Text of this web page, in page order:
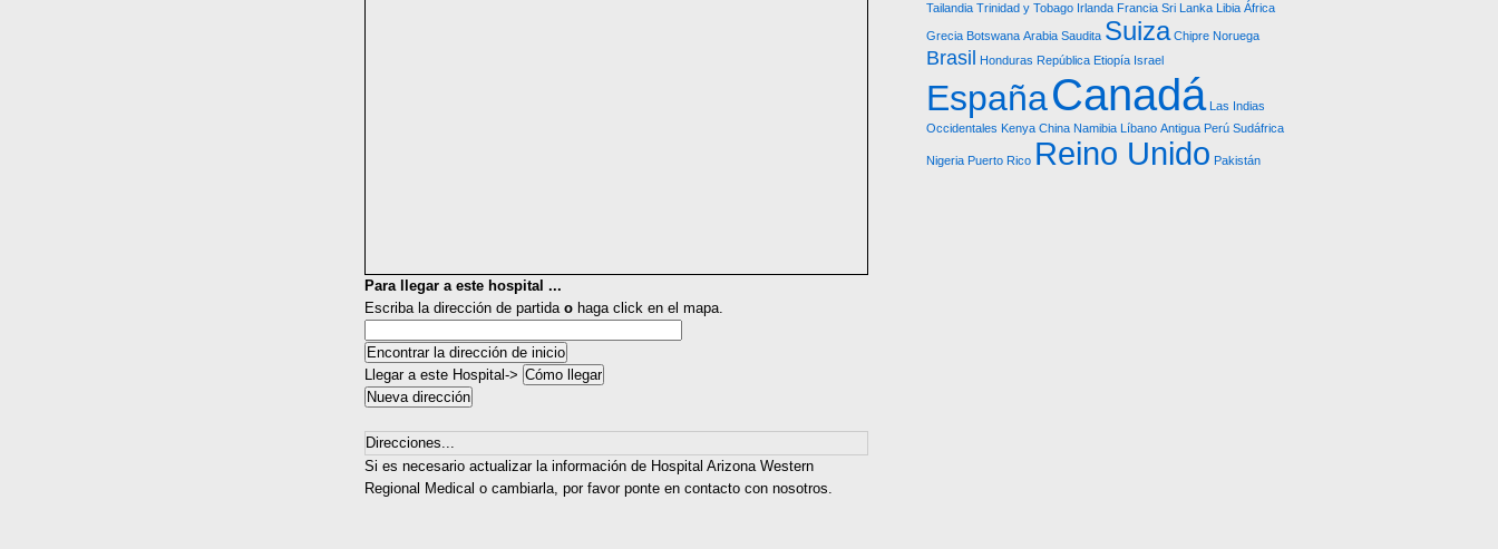
Para llegar a este hospital ...
Escriba la dirección de partida o haga click en el mapa.
Llegar a este Hospital->
Direcciones...
Si es necesario actualizar la información de Hospital Arizona Western
Regional Medical o cambiarla, por favor ponte en contacto con nosotros.
Tailandia Trinidad y Tobago Irlanda Francia Sri Lanka Libia África
Grecia Botswana Arabia Saudita Suiza Chipre Noruega
Brasil Honduras República Etiopía Israel
EspañaCanadá Las Indias
Occidentales Kenya China Namibia Líbano Antigua Perú Sudáfrica
Nigeria Puerto Rico Reino Unido Pakistán